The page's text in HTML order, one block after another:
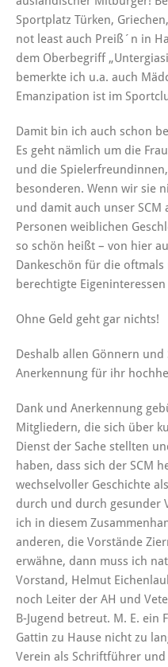
Sportplatz Türken,
not least auch Preiß´n in
dem Oberbegriff
bemerkte ich u.a. auch
Emanzipation ist im
Damit bin ich auch schon
Es geht nämlich um die
und die
besonderen. Wenn wir sie
und damit auch unser SCM
Personen weiblichen
so schön heißt – von hier
Dankeschön für die
berechtigte
Ohne Geld geht gar nichts!
Deshalb allen Gönnern und
Anerkennung für ihr
Dank und Anerkennung
Mitgliedern, die sich über
Dienst der Sache stellten
haben, dass sich der SCM
wechselvoller Geschichte
durch und durch gesunder
ich in diesem
anderen, die Vorstände
erwähne, dann muss ich
Vorstand, Helmut
noch Leiter der AH und
B-Jugend betreut. M. E. ein
Gattin zu Hause nicht zu
Verein als Schriftführer